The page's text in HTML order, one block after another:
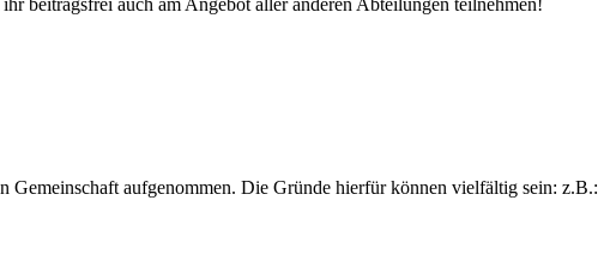
aufgenommen. Die Gründe hierfür können vielfältig sein: z.B.: